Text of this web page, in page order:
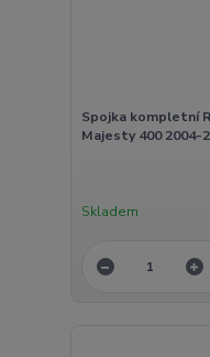
Spojka kompletní
Majesty 400 2004-
Skladem